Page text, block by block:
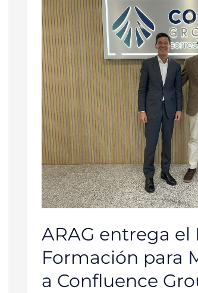
ARAG entrega el
Formación para
a Confluence
I
PREMIO
DE
FORMACIÓN
PARA
MEDIADORES
2025
A
CONFLUENCE
GROUP